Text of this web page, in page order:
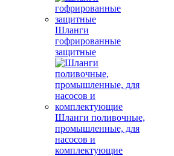
Шланги
гофрированные
защитные
Шланги поливочные,
промышленные, для
насосов и
комплектующие